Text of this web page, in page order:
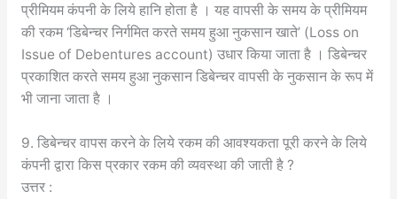
प्रीमियम कंपनी के लिये हानि होता है । यह वापसी के समय के प्रीमियम
की रकम ‘डिबेन्चर निर्गमित करते समय हुआ नुकसान खाते’ (Loss on
Issue of Debentures account) उधार किया जाता है । डिबेन्चर
प्रकाशित करते समय हुआ नुकसान डिबेन्चर वापसी के नुकसान के रूप में
भी जाना जाता है ।
9. डिबेन्चर वापस करने के लिये रकम की आवश्यकता पूरी करने के लिये
कंपनी द्वारा किस प्रकार रकम की व्यवस्था की जाती है ?
उत्तर :